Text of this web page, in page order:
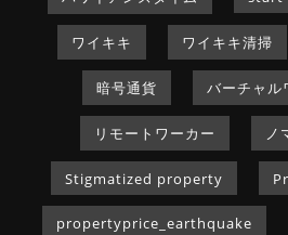
ワイキキ ワイキキ清掃
暗号通貨 バーチャル
リモートワーカー ノ
Stigmatized property
propertyprice_earthquake